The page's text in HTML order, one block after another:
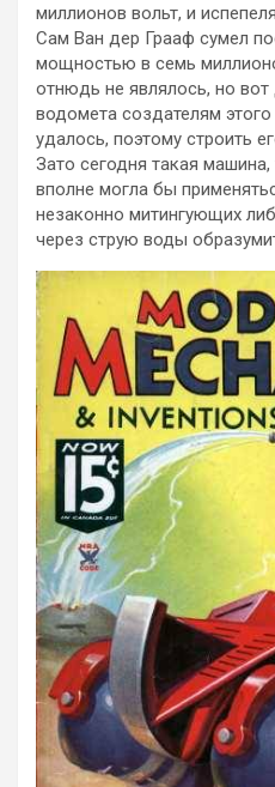
миллионов вольт, и
Сам Ван дер Грааф сумел
мощностью в семь
отнюдь не являлось, но вот
водомета создателям этого
удалось, поэтому строить
Зато сегодня такая
вполне могла бы
незаконно митингующих
через струю воды